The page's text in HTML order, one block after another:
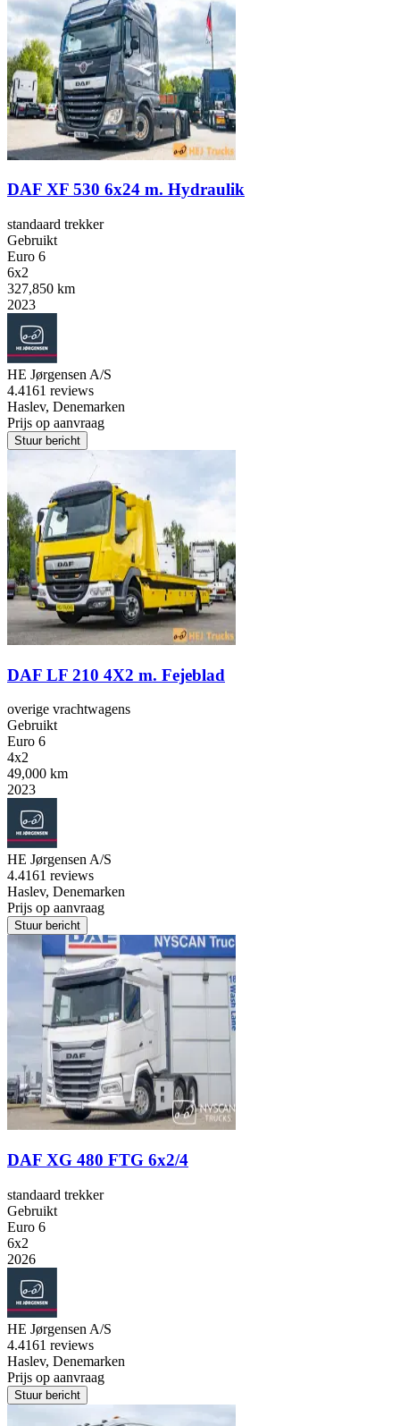
DAF XF 530 6x24 m. Hydraulik
standaard trekker
Gebruikt
Euro 6
6x2
327,850 km
2023
HE Jørgensen A/S
4.4161 reviews
Haslev, Denemarken
Prijs op aanvraag
Stuur bericht
DAF LF 210 4X2 m. Fejeblad
overige vrachtwagens
Gebruikt
Euro 6
4x2
49,000 km
2023
HE Jørgensen A/S
4.4161 reviews
Haslev, Denemarken
Prijs op aanvraag
Stuur bericht
DAF XG 480 FTG 6x2/4
standaard trekker
Gebruikt
Euro 6
6x2
2026
HE Jørgensen A/S
4.4161 reviews
Haslev, Denemarken
Prijs op aanvraag
Stuur bericht